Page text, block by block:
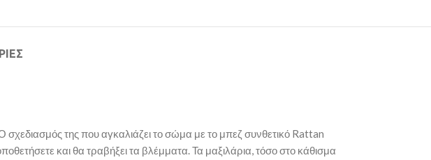
της που αγκαλιάζει το σώμα με το μπεζ συνθετικό Rattan
και θα τραβήξει τα βλέμματα. Τα μαξιλάρια, τόσο στο κάθισμα